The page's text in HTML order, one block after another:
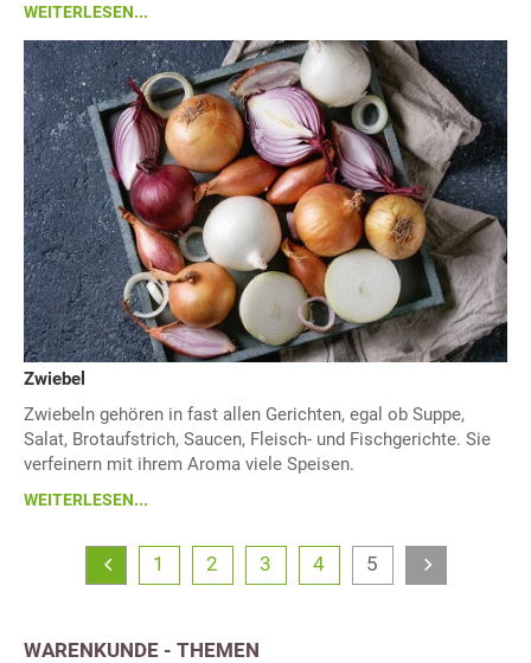
WEITERLESEN...
Zwiebel
Zwiebeln gehören in fast allen Gerichten, egal ob Suppe,
Salat, Brotaufstrich, Saucen, Fleisch- und Fischgerichte. Sie
verfeinern mit ihrem Aroma viele Speisen.
WEITERLESEN...
1 2 3 4 5
WARENKUNDE - THEMEN